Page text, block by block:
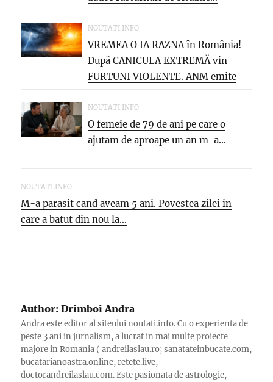
NOUTATI.INFO
VREMEA O IA RAZNA în România!
După CANICULA EXTREMĂ vin
FURTUNI VIOLENTE. ANM emite
NOI...
NOUTATI.INFO
O femeie de 79 de ani pe care o
ajutam de aproape un an m-a...
NOUTATI.INFO
M-a parasit cand aveam 5 ani. Povestea zilei in
care a batut din nou la...
Author: Drimboi Andra
Andra este editor al siteului noutati.info. Cu o experienta de
peste 3 ani in jurnalism, a lucrat in mai multe proiecte
majore in Romania ( andreilaslau.ro; sanatateinbucate.com,
bucatarianoastra.online, retete.live,
doctorandreilaslau.com. Este pasionata de astrologie,